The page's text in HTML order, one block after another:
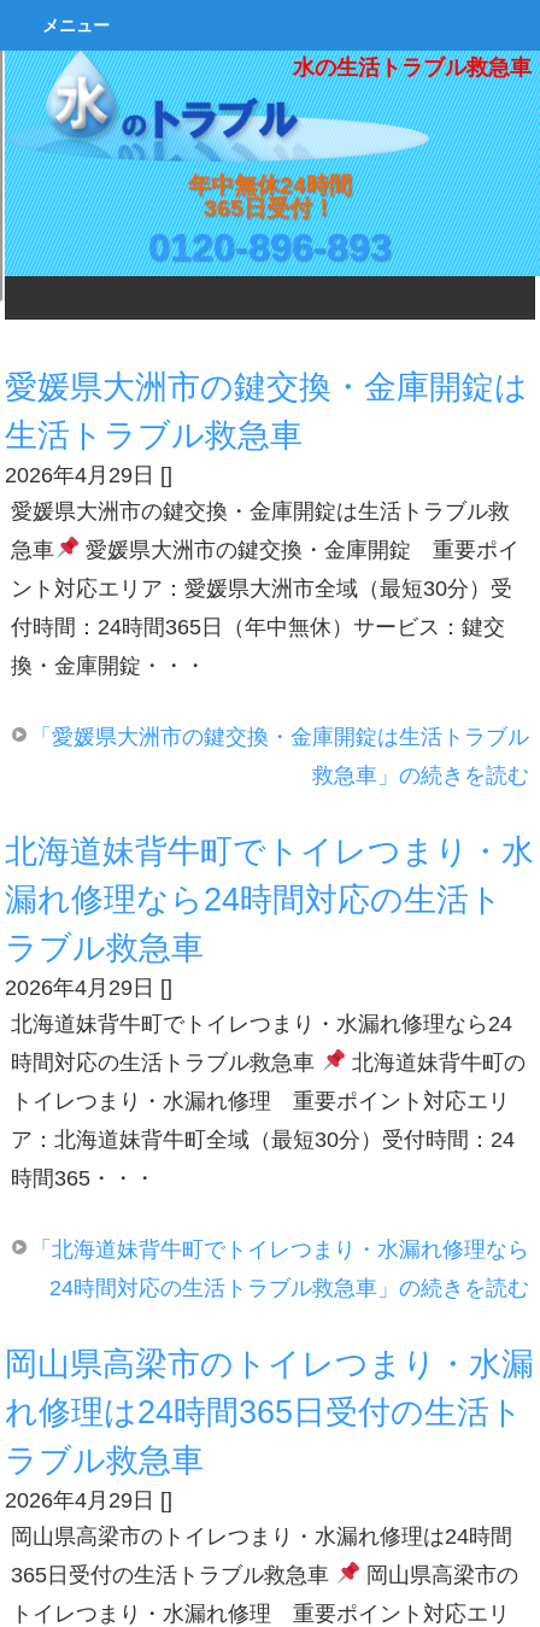
水の生活トラブル救急車
年中無休24時間
365日受付！
0120-896-893
メニュー
愛媛県大洲市の鍵交換・金庫開錠は
生活トラブル救急車
2026年4月29日 []
愛媛県大洲市の鍵交換・金庫開錠は生活トラブル救
急車
愛媛県大洲市の鍵交換・金庫開錠 重要ポイ
ント対応エリア：愛媛県大洲市全域（最短30分）受
付時間：24時間365日（年中無休）サービス：鍵交
換・金庫開錠・・・
「愛媛県大洲市の鍵交換・金庫開錠は生活トラブル
救急車」の続きを読む
北海道妹背牛町でトイレつまり・水
漏れ修理なら24時間対応の生活ト
ラブル救急車
2026年4月29日 []
北海道妹背牛町でトイレつまり・水漏れ修理なら24
時間対応の生活トラブル救急車
北海道妹背牛町の
トイレつまり・水漏れ修理 重要ポイント対応エリ
ア：北海道妹背牛町全域（最短30分）受付時間：24
時間365・・・
「北海道妹背牛町でトイレつまり・水漏れ修理なら
24時間対応の生活トラブル救急車」の続きを読む
岡山県高梁市のトイレつまり・水漏
れ修理は24時間365日受付の生活ト
ラブル救急車
2026年4月29日 []
岡山県高梁市のトイレつまり・水漏れ修理は24時間
365日受付の生活トラブル救急車
岡山県高梁市の
トイレつまり・水漏れ修理 重要ポイント対応エリ